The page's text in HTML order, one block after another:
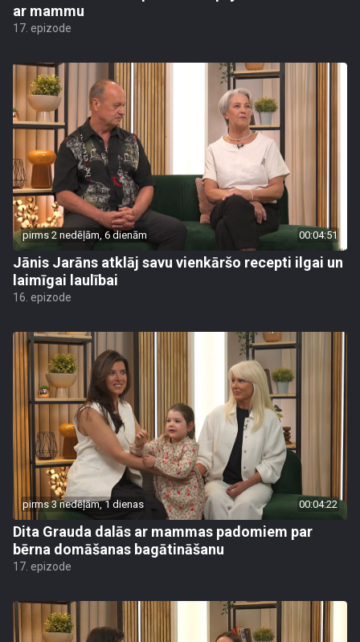
ar mammu
17. epizode
pirms 2 nedēļām, 6 dienām 00:04:51
Jānis Jarāns atklāj savu vienkāršo recepti ilgai un
laimīgai laulībai
16. epizode
pirms 3 nedēļām, 1 dienas 00:04:22
Dita Grauda dalās ar mammas padomiem par
bērna domāšanas bagātināšanu
17. epizode